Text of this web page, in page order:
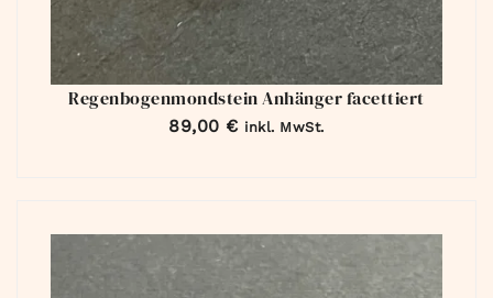
Regenbogenmondstein Anhänger facettiert
89,00 € inkl. MwSt.